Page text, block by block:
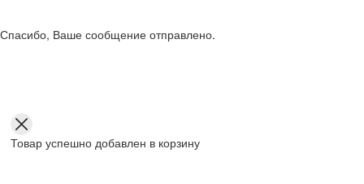
Спасибо, Ваше сообщение отправлено.
Товар успешно добавлен в корзину